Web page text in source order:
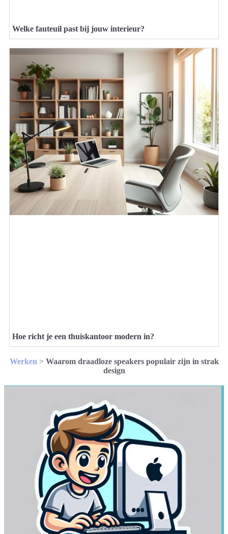
Welke fauteuil past bij jouw interieur?
Hoe richt je een thuiskantoor modern in?
Werken > Waarom draadloze speakers populair zijn in strak
design